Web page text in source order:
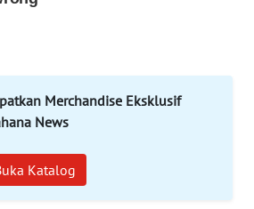
Merchandise Eksklusif
News
Katalog